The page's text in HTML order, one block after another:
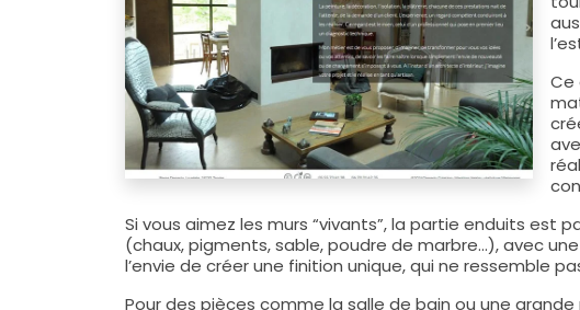
Ce
Si vous aimez les murs “vivants”, la partie enduits
(chaux, pigments, sable, poudre de marbre…), avec
l’envie de créer une finition unique, qui ne ressemble
Pour des pièces comme la salle de bain ou une